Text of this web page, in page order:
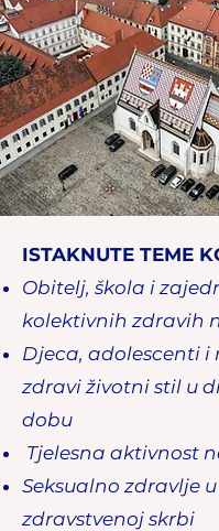
ISTAKNUTE TEME
Obitelj, škola i
kolektivnih zdravih
Djeca, adolescenti i
zdravi životni stil u
dobu
Tjelesna aktivnost
Seksualno zdravlje
zdravstvenoj skrbi